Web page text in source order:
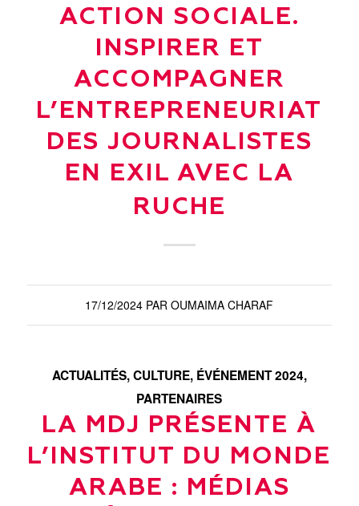
ACTION SOCIALE.
INSPIRER ET
ACCOMPAGNER
L’ENTREPRENEURIAT
DES JOURNALISTES
EN EXIL AVEC LA
RUCHE
17/12/2024 PAROUMAIMA CHARAF
ACTUALITÉS,CULTURE, ÉVÉNEMENT 2024,
PARTENAIRES
LA MDJ PRÉSENTE À
L’INSTITUT DU MONDE
ARABE : MÉDIAS